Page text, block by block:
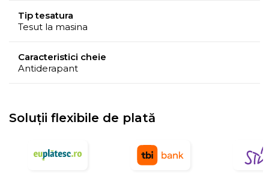
Tip tesatura
Tesut la masina
Caracteristici cheie
Antiderapant
Soluții flexibile de plată